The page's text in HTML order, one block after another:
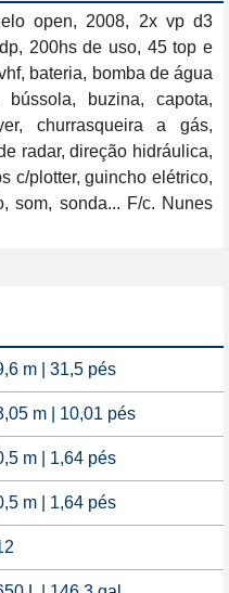
open, 2008, 2x vp d3
200hs de uso, 45 top e
bateria, bomba de água
buzina, capota,
churrasqueira a gás,
radar, direção hidráulica,
c/plotter, guincho elétrico,
som, sonda... F/c. Nunes
m | 31,5 pés
m | 10,01 pés
m | 1,64 pés
m | 1,64 pés